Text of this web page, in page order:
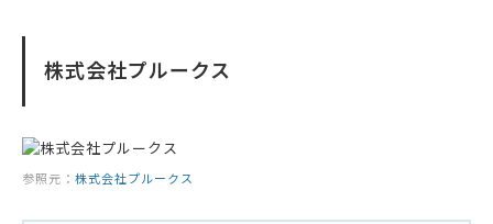
株式会社プルークス
参照元： 株式会社プルークス